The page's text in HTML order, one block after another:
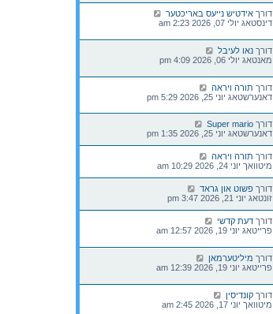
דורך אידטיש נייעס באריכטער
דינסטאג יולי 07, 2026 2:23 am
דורך נאו לעיבל
מאנטאג יולי 06, 2026 4:09 pm
דורך תורה ויראה
דאנערשטאג יוני 25, 2026 5:29 pm
דורך Super mario
דאנערשטאג יוני 25, 2026 1:35 pm
דורך תורה ויראה
מיטוואך יוני 24, 2026 10:29 am
דורך פשוט און גראד
זונטאג יוני 21, 2026 3:47 pm
דורך דעת קדשי
פרייטאג יוני 19, 2026 12:57 am
דורך מיליטערמאן
פרייטאג יוני 19, 2026 12:39 am
דורך קונדיסין
מיטוואך יוני 17, 2026 2:45 am